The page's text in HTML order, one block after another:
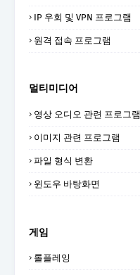
IP 우회 및 VPN 프로그램
원격 접속 프로그램
멀티미디어
영상 오디오 관련 프로그램
이미지 관련 프로그램
파일 형식 변환
윈도우 바탕화면
게임
롤플레잉